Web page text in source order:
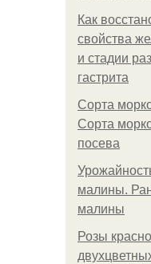
Как
свойства
и стадии
гастрита
Сорта
Сорта
посева
малины.
малины
Розы